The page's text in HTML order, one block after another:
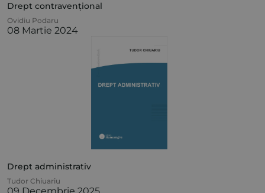
Drept contravențional
Ovidiu Podaru
08 Martie 2024
Drept administrativ
Tudor Chiuariu